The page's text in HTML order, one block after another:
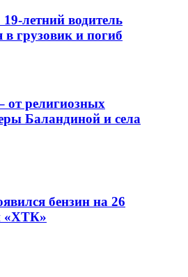
летний водитель
грузовик и погиб
от религиозных
Баландиной и села
бензин на 26
«ХТК»